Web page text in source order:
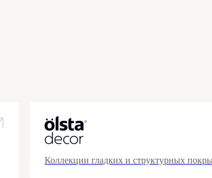
Коллекции гладких и структурных